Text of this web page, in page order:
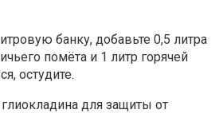
банку, добавьте 0,5 литра
помёта и 1 литр горячей
остудите.
для защиты от